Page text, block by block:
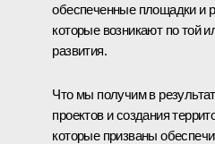
обеспеченные площадки и
которые возникают по той
развития.
Что мы получим в
проектов и создания
которые призваны